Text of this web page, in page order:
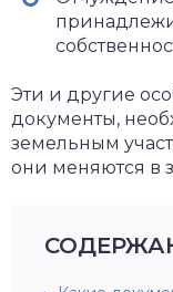
Эти и другие
документы,
земельным
они меняются в